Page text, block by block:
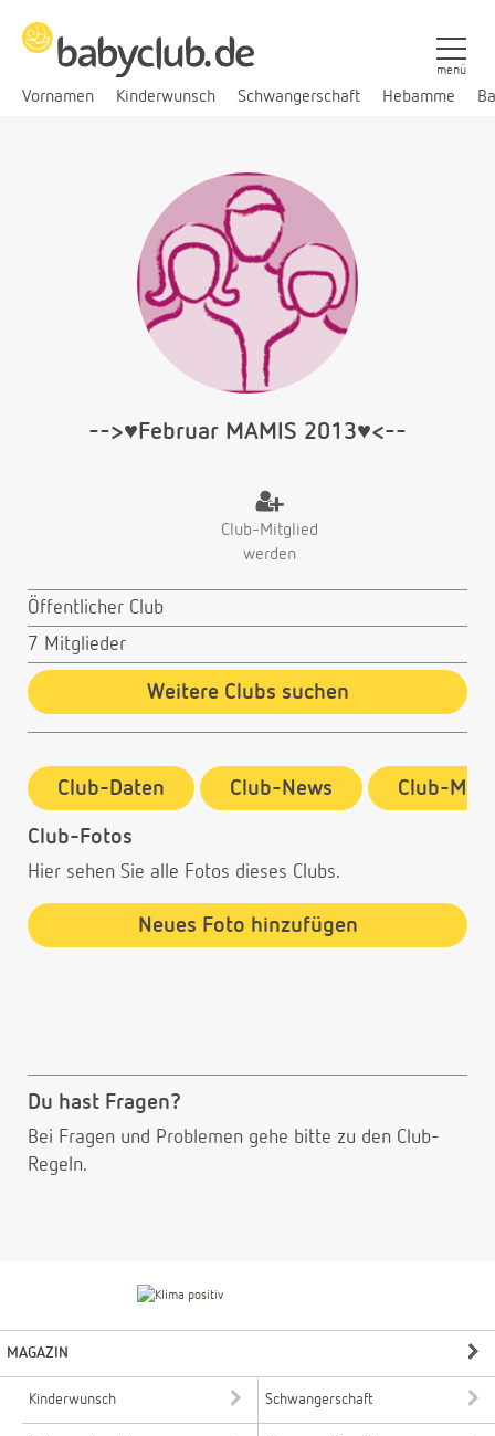
Vornamen Kinderwunsch Schwangerschaft Hebamme
menü
-->♥Februar MAMIS 2013♥<--
Club-Mitglied
werden
Öffentlicher Club
7 Mitglieder
Weitere Clubs suchen
Club-Daten Club-News Club-
Club-Fotos
Hier sehen Sie alle Fotos dieses Clubs.
Neues Foto hinzufügen
Du hast Fragen?
Bei Fragen und Problemen gehe bitte zu den Club-
Regeln.
MAGAZIN
Kinderwunsch Schwangerschaft